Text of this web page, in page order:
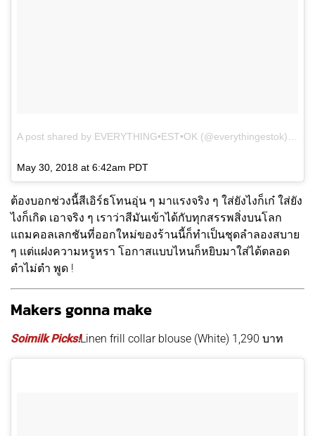
May 30, 2018 at 6:42am PDT
ต้องบอกช่วงนี้สีเอิร์ธโทนอุ่น ๆ มาแรงจริง ๆ ใส่ยังไงก็เก๋ ใส่ยัง
ไงก็เกิด เอาจริง ๆ เราว่าสีมันเข้าได้กับทุกสรรพสิ่งบนโลก
แถมคอลเลกชันที่ออกใหม่ของร้านนี้ก็ทำเป็นชุดลำลองสบาย
ๆ แต่แฝงความหรูหรา โอกาสแบบไหนก็หยิบมาใส่ได้ตลอด
ตำไม่ตำ พูด !
Makers gonna make
Soimilk Picks!Linen frill collar blouse (White) 1,290 บาท